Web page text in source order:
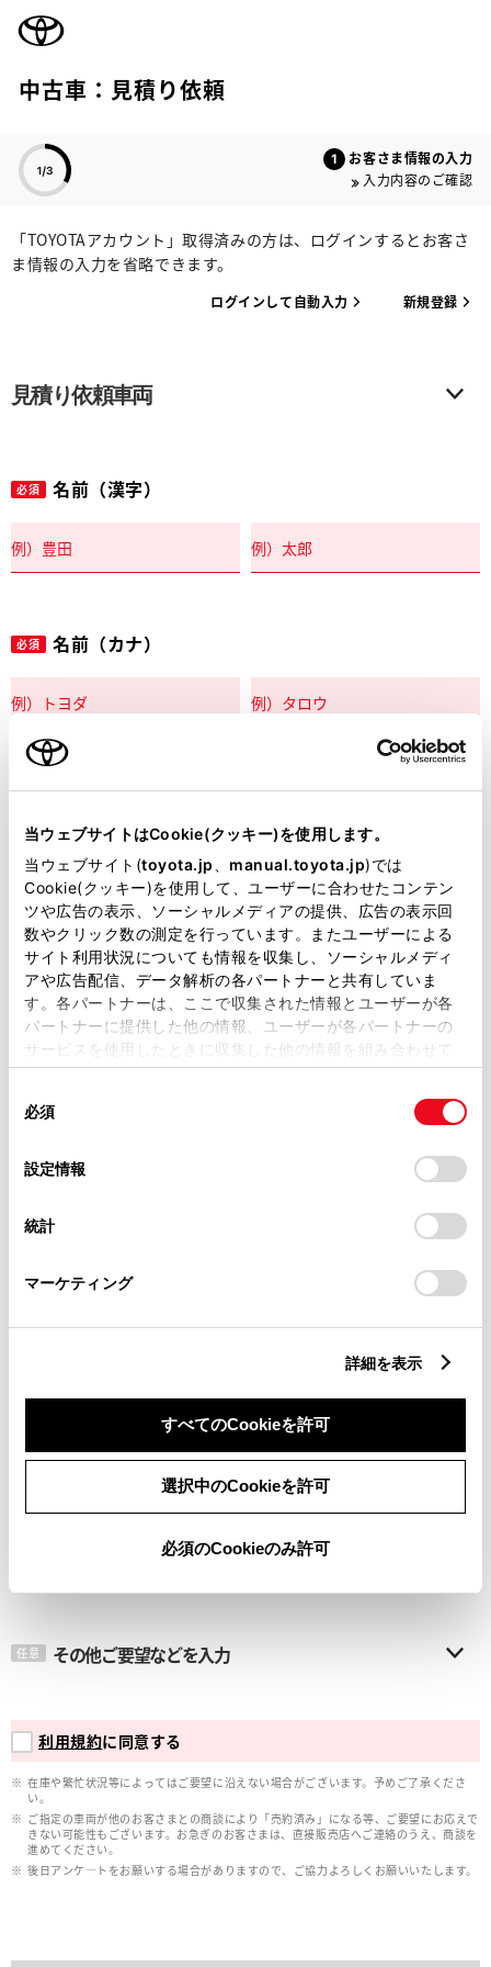
当ウェブサイトはCookie(クッキー)を使用します。
当ウェブサイト(toyota.jp manual.toyota.jp)では
Cookie(クッキー)を使用して、ユーザーに合わせたコンテン
ツや広告の表示、ソーシャルメディアの提供、広告の表示回
数やクリック数の測定を行っています。またユーザーによる
サイト利用状況についても情報を収集し、ソーシャルメディ
アや広告配信、データ解析の各パートナーと共有していま
す。各パートナーは、ここで収集された情報とユーザーが各
パートナーに提供した他の情報、ユーザーが各パートナーの
サービスを使用したときに収集した他の情報を組み合わせて
使用することがあります。当ウェブサイトの使用を続行する
デバイスにすべてのCookie(クッキー)が保存されることに同
意したことになります。Cookie(クッキー)のオプトアウト、
設定の変更、同意を撤回したりするにあたっては、当社の
「Cookie（クッキー）情報の取り扱いについて
」をご覧くだ
必須
設定情報
統計
マーケティング
詳細を表示
すべてのCookieを許可
選択中のCookieを許可
必須のCookieのみ許可
中古車：見積り依頼
お客さま情報の入力
入力内容のご確認
「TOYOTAアカウント」取得済みの方は、ログインするとお客さ
ま情報の入力を省略できます。
ログインして自動入力 新規登録
見積り依頼車両
必須 名前（漢字）
必須 名前（カナ）
郵便番号
住所自動入力
必須 都道府県
市区町村名
メールアドレス
任意 その他ご要望などを入力
利用規約に同意する
在庫や繁忙状況等によってはご要望に沿えない場合がございます。予めご了承くださ
い。
ご指定の車両が他のお客さまとの商談により「売約済み」になる等、ご要望にお応えで
きない可能性もございます。お急ぎのお客さまは、直接販売店へご連絡のうえ、商談を
進めてください。
後日アンケ―トをお願いする場合がありますので、ご協力よろしくお願いいたします。